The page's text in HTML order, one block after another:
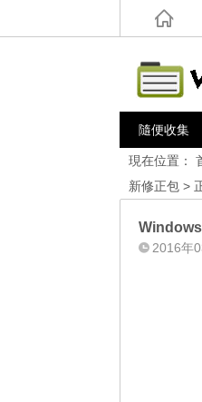
隨便收集
現在位置：
新修正包 >
2016年